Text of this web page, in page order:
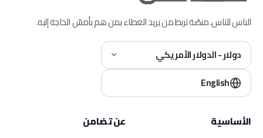
الناس للناس. منصّة تربط من يريد العطاء بمن هم بأمسّ الحاجة إليه.
دولار - الدولار الأمريكي
English
الأساسية عن تضامن